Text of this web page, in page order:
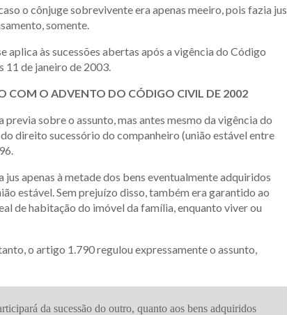
o cônjuge sobrevivente era apenas meeiro, pois fazia jus
somente.
aplica às sucessões abertas após a vigência do Código
11 de janeiro de 2003.
COM O ADVENTO DO CÓDIGO CIVIL DE 2002
sobre o assunto, mas antes mesmo da vigência do
direito sucessório do companheiro (união estável entre
apenas à metade dos bens eventualmente adquiridos
estável. Sem prejuízo disso, também era garantido ao
de habitação do imóvel da família, enquanto viver ou
o artigo 1.790 regulou expressamente o assunto,
da sucessão do outro, quanto aos bens adquiridos